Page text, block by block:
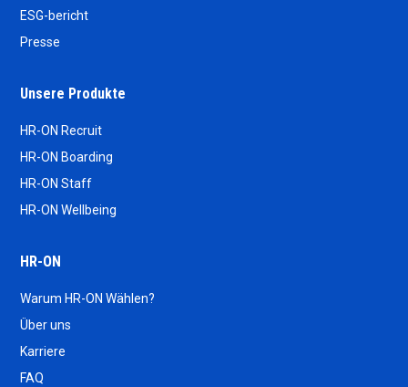
ESG-bericht
Presse
Unsere Produkte
HR-ON Recruit
HR-ON Boarding
HR-ON Staff
HR-ON Wellbeing
HR-ON
Warum HR-ON Wählen?
Über uns
Karriere
FAQ